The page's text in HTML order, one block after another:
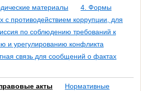
материалы
4. Формы
с противодействием коррупции, для
по соблюдению требований к
и урегулированию конфликта
связь для сообщений о фактах
акты
Нормативные